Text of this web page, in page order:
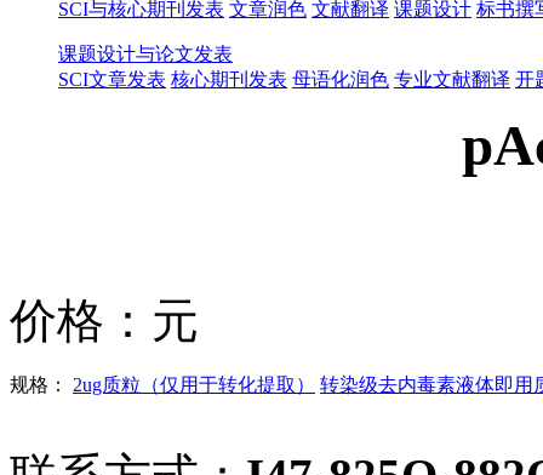
SCI与核心期刊发表 文章润色 文献翻译 课题设计 标书撰
课题设计与论文发表
SCI文章发表 核心期刊发表 母语化润色 专业文献翻译 开
价格： 元
规格： 2ug质粒（仅用于转化提取） 转染级去内毒素液体即用